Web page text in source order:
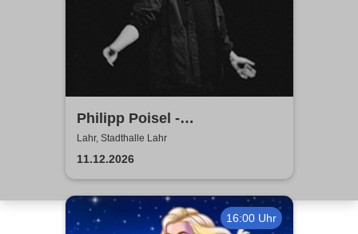
Philipp Poisel -
Adventskonzerte 2026 - Solo
Lahr, Stadthalle Lahr
11.12.2026
16:00 Uhr